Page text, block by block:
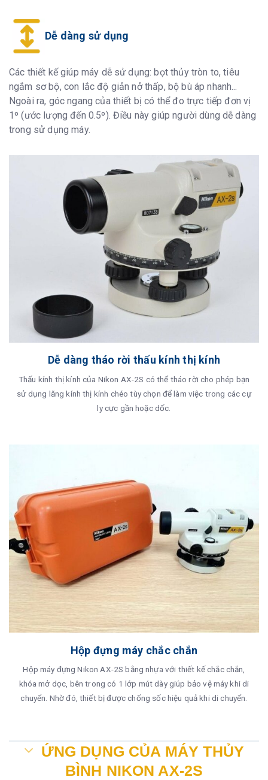
Dễ dàng sử dụng
Các thiết kế giúp máy dễ sử dụng: bọt thủy tròn to, tiêu
ngắm sơ bộ, con lắc độ giản nở thấp, bộ bù áp nhanh...
Ngoài ra, góc ngang của thiết bị có thể đo trực tiếp đơn vị
1º (ước lượng đến 0.5º). Điều này giúp người dùng dễ dàng
trong sử dụng máy.
Dễ dàng tháo rời thấu kính thị kính
Thấu kính thị kính của Nikon AX-2S có thể tháo rời cho phép bạn
sử dụng lăng kính thị kính chéo tùy chọn để làm việc trong các cự
ly cực gần hoặc dốc.
Hộp đựng máy chắc chắn
Hộp máy đựng Nikon AX-2S bằng nhựa với thiết kế chắc chắn,
khóa mở dọc, bên trong có 1 lớp mút dày giúp bảo vệ máy khi di
chuyển. Nhờ đó, thiết bị được chống sốc hiệu quả khi di chuyển.
ỨNG DỤNG CỦA MÁY THỦY
BÌNH NIKON AX-2S